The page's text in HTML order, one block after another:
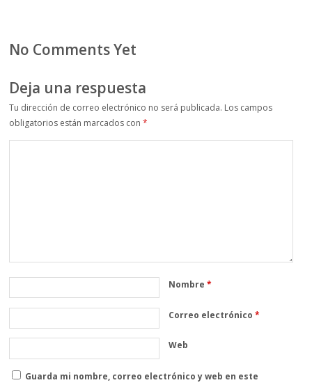
No Comments Yet
Deja una respuesta
Tu dirección de correo electrónico no será publicada. Los campos
obligatorios están marcados con*
Nombre*
Correo electrónico*
Web
Guarda mi nombre, correo electrónico y web en este